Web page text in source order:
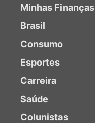
Minhas Finanças
Brasil
Consumo
Esportes
Carreira
Saúde
Colunistas